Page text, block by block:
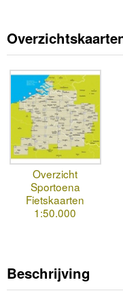
Overzicht
Sportoena
Fietskaarten
1:50.000
Beschrijving